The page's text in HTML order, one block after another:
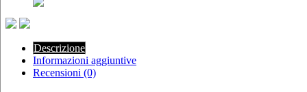
–
HUSQVARNA
GAS
GAS
quantità
Descrizione
Informazioni aggiuntive
Recensioni (0)